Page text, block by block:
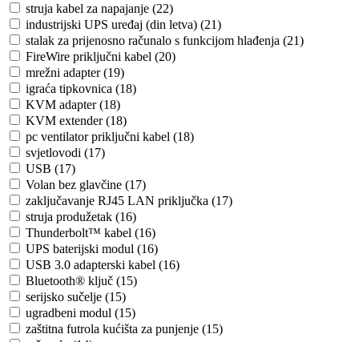
struja kabel za napajanje (22)
industrijski UPS uređaj (din letva) (21)
stalak za prijenosno računalo s funkcijom hlađenja (21)
FireWire priključni kabel (20)
mrežni adapter (19)
igraća tipkovnica (18)
KVM adapter (18)
KVM extender (18)
pc ventilator priključni kabel (18)
svjetlovodi (17)
USB (17)
Volan bez glavčine (17)
zaključavanje RJ45 LAN priključka (17)
struja produžetak (16)
Thunderbolt™ kabel (16)
UPS baterijski modul (16)
USB 3.0 adapterski kabel (16)
Bluetooth® ključ (15)
serijsko sučelje (15)
ugradbeni modul (15)
zaštitna futrola kućišta za punjenje (15)